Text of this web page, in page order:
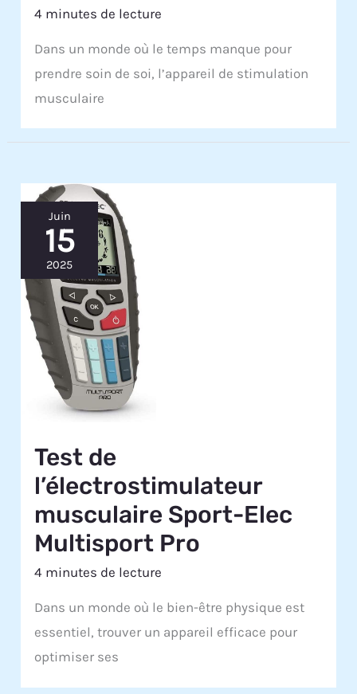
4 minutes de lecture
Dans un monde où le temps manque pour
prendre soin de soi, l’appareil de stimulation
musculaire
Juin
15
2025
Test de
l’électrostimulateur
musculaire Sport-Elec
Multisport Pro
4 minutes de lecture
Dans un monde où le bien-être physique est
essentiel, trouver un appareil efficace pour
optimiser ses